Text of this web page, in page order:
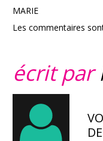
MARIE
Les commentaires
écrit par